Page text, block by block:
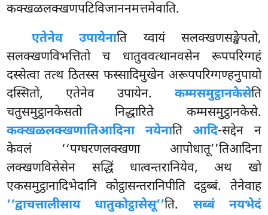
कक्खळलक्खणपटिविजाननमत्तमेवाति.
एतेनेव उपायेनाति य्वायं सलक्खणसङ्खेपतो,
सलक्खणविभत्तितो च धातुववत्थानवसेन रूपपरिग्गहं
दस्सेत्वा तत्थ ठितस्स फस्सादिमुखेन अरूपपरिग्गण्हनुपायो
दस्सितो, एतेनेव उपायेन. कम्मसमुट्ठानकेसेति
चतुसमुट्ठानकेसतो निद्धारिते कम्मसमुट्ठानकेसे.
कक्खळलक्खणातिआदिना नयेनातिआदि-सद्देन न
केवलं ‘‘पग्घरणलक्खणा आपोधातू’’तिआदिना
लक्खणविसेसेन सद्धिं धात्वन्तरानियेव, अथ खो
एकसमुट्ठानादिभेदानि कोट्ठासन्तरानिपीतिदट्ठब्बं. तेनेवाह
‘‘द्वाचत्तालीसाय धातुकोट्ठासेसू’’ति. सब्बं नयभेदं